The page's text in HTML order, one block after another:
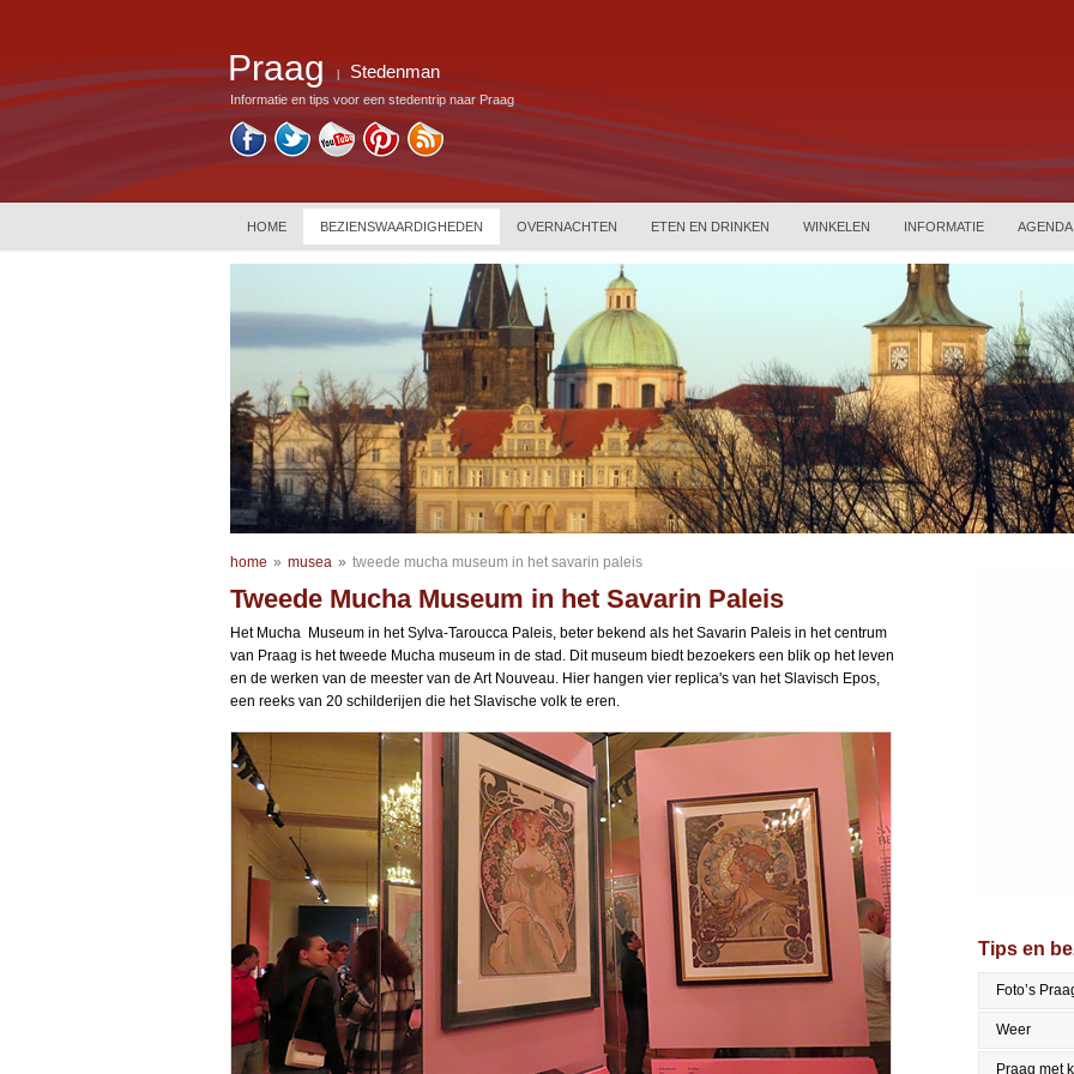
Praag Stedenman
Informatie en tips voor een stedentrip naar Praag
HOME BEZIENSWAARDIGHEDEN OVERNACHTEN ETEN EN DRINKEN WINKELEN INFORMATIE AGENDA
home » musea » tweede mucha museum in het savarin paleis
Tweede Mucha Museum in het Savarin Paleis
Het Mucha Museum in het Sylva-Taroucca Paleis, beter bekend als het Savarin Paleis in het centrum
van Praag is het tweede Mucha museum in de stad. Dit museum biedt bezoekers een blik op het leven
en de werken van de meester van de Art Nouveau. Hier hangen vier replica's van het Slavisch Epos,
een reeks van 20 schilderijen die het Slavische volk te eren.
Tips en
Foto’s
Weer
Praag met